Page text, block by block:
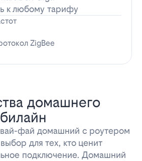
к любому тарифу
ZigBee
домашнего
фай домашний с роутером
для тех, кто ценит
подключение. Домашний